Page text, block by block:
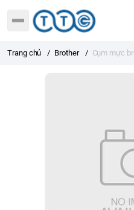
Trang chủ / Brother / Cụm mực